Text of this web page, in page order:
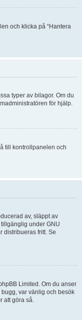
och klicka på “Hantera
typer av bilagor. Om du
för hjälp.
till kontrollpanelen och
av, släppt av
under GNU
distribueras fritt. Se
Limited. Om du anser
var vänlig och besök
att göra så.